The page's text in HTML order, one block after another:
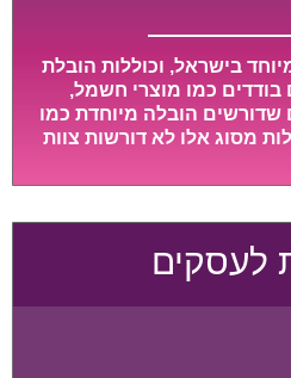
בישראל, וכוללות הובלת
כמו מוצרי חשמל,
שדורשים הובלה מיוחדת כמו
מסוג אלו לא דורשות צוות
נוחים וגמישים.
לעסקים